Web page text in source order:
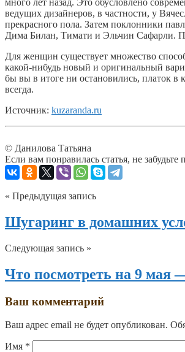
ведущих дизайнеров, в частности, у
прекрасного пола. Затем поклонники
Дима Билан, Тимати и Эльчин Сафарли.
Для женщин существует множество
какой-нибудь новый и оригинальный
бы вы в итоге ни остановились, платок в
всегда.
Источник: kuzaranda.ru
© Данилова Татьяна
Если вам понравилась статья, не
« Предыдущая запись
Шугаринг в домашних
Следующая запись »
Что посмотреть на 9 мая
Ваш комментарий
Ваш адрес email не будет опубликован.
Имя *